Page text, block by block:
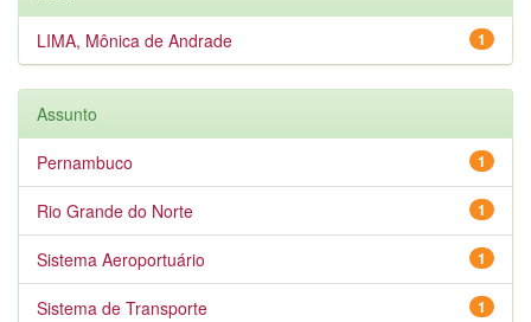
1
LIMA, Mônica de Andrade
Assunto
1
Pernambuco
1
Rio Grande do Norte
1
Sistema Aeroportuário
1
Sistema de Transporte